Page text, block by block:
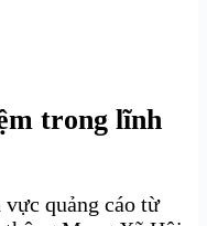
trong lĩnh
quảng cáo từ